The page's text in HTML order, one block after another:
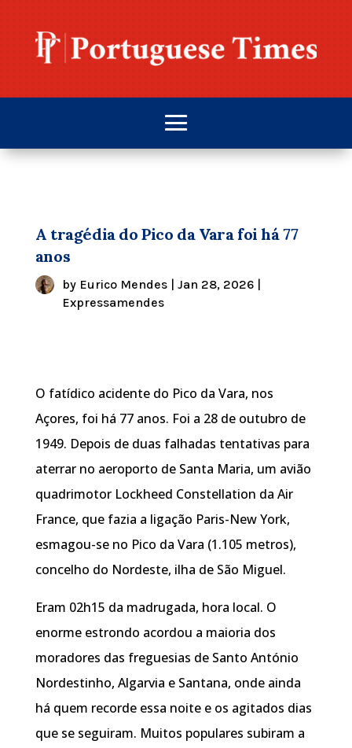
A tragédia do Pico da Vara foi há 77
anos
by Eurico Mendes| Jan 28, 2026|
Expressamendes
O fatídico acidente do Pico da Vara, nos
Açores, foi há 77 anos. Foi a 28 de outubro de
1949. Depois de duas falhadas tentativas para
aterrar no aeroporto de Santa Maria, um avião
quadrimotor Lockheed Constellation da Air
France, que fazia a ligação Paris-New York,
esmagou-se no Pico da Vara (1.105 metros),
concelho do Nordeste, ilha de São Miguel.
Eram 02h15 da madrugada, hora local. O
enorme estrondo acordou a maioria dos
moradores das freguesias de Santo António
Nordestinho, Algarvia e Santana, onde ainda
há quem recorde essa noite e os agitados dias
que se seguiram. Muitos populares subiram a